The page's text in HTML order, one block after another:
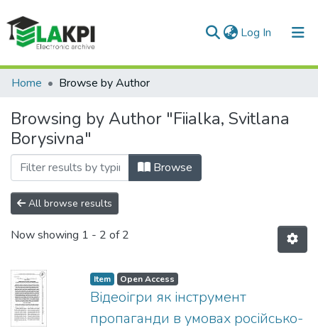
Log In (current)
Communities & Collections
All of DSpace
Home Browse by Author
Browsing by Author "Fiialka, Svitlana
Borysivna"
Browse
All browse results
Now showing 1 - 2 of 2
Item Open Access
Відеоігри як інструмент
пропаганди в умовах російсько-